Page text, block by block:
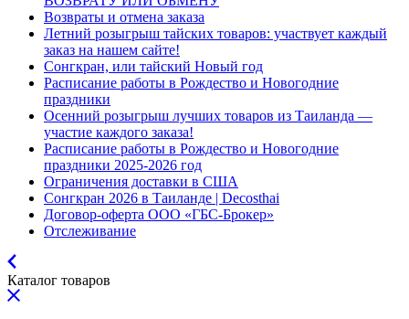
Возвраты и отмена заказа
Летний розыгрыш тайских товаров: участвует каждый
заказ на нашем сайте!
Сонгкран, или тайский Новый год
Расписание работы в Рождество и Новогодние
праздники
Осенний розыгрыш лучших товаров из Таиланда —
участие каждого заказа!
Расписание работы в Рождество и Новогодние
праздники 2025-2026 год
Ограничения доставки в США
Сонгкран 2026 в Таиланде | Decosthai
Договор-оферта ООО «ГБС-Брокер»
Отслеживание
Каталог товаров